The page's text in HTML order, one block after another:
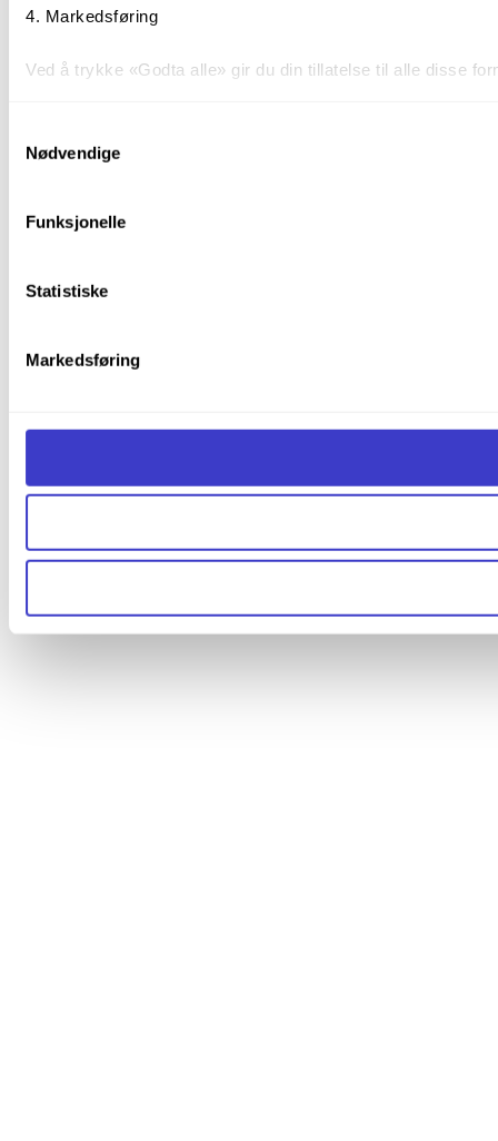
Markedsføring
Ved å trykke «Godta alle» gir du din tillatelse til alle disse
Nødvendige
Funksjonelle
Statistiske
Markedsføring